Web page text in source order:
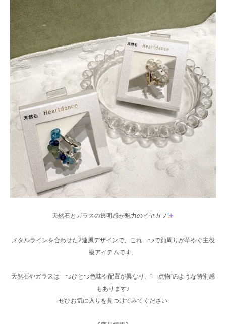
天然石とガラスの透明感が魅力のイヤカフ
メタルラインを合わせた2連風デザインで、これ一つで顔周りが華やぐ主役
級アイテムです。
天然石やガラスは一つひとつ色味や配置が異なり、“一点物”のような特別感
もあります♪
ぜひお気に入りを見つけてみてください